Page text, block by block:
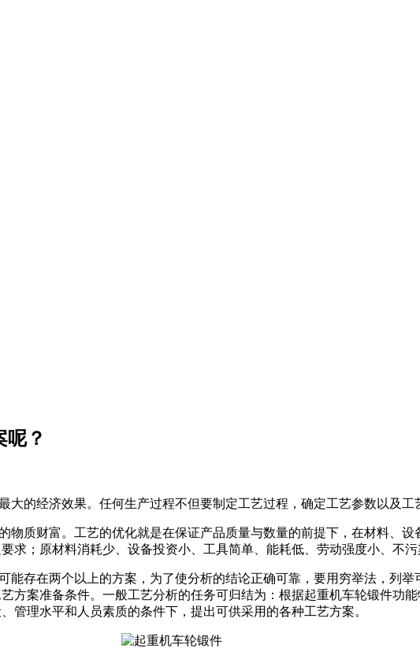
呢？
的经济效果。任何生产过程不但要制定工艺过程，确定工艺参数以及工
物质财富。工艺的优化就是在保证产品质量与数量的前提下，在材料、
求；原材料消耗少、设备投资小、工具简单、能耗低、劳动强度小、不污
能存在两个以上的方案，为了使分析的结论正确可靠，要用穷举法，列
方案准备条件。一般工艺分析的任务可归结为：根据起重机车轮锻件功
管理水平和人员素质的条件下，提出可供采用的各种工艺方案。